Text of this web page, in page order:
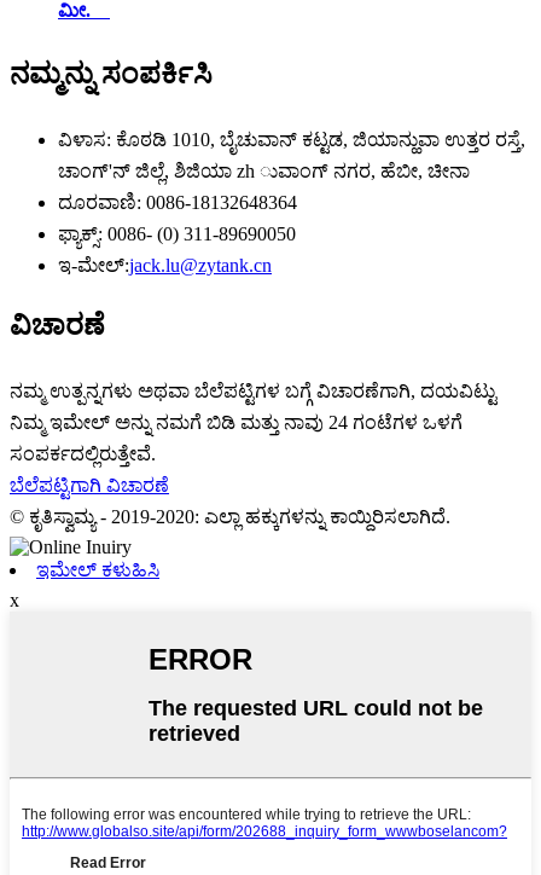
ಮೀ.
ನಮ್ಮನ್ನು ಸಂಪರ್ಕಿಸಿ
ವಿಳಾಸ: ಕೊಠಡಿ 1010, ಬೈಚುವಾನ್ ಕಟ್ಟಡ, ಜಿಯಾನ್ಹುವಾ ಉತ್ತರ ರಸ್ತೆ,
ಚಾಂಗ್'ನ್ ಜಿಲ್ಲೆ, ಶಿಜಿಯಾ zh ುವಾಂಗ್ ನಗರ, ಹೆಬೀ, ಚೀನಾ
ದೂರವಾಣಿ: 0086-18132648364
ಫ್ಯಾಕ್ಸ್: 0086- (0) 311-89690050
ಇ-ಮೇಲ್:jack.lu@zytank.cn
ವಿಚಾರಣೆ
ನಮ್ಮ ಉತ್ಪನ್ನಗಳು ಅಥವಾ ಬೆಲೆಪಟ್ಟಿಗಳ ಬಗ್ಗೆ ವಿಚಾರಣೆಗಾಗಿ, ದಯವಿಟ್ಟು
ನಿಮ್ಮ ಇಮೇಲ್ ಅನ್ನು ನಮಗೆ ಬಿಡಿ ಮತ್ತು ನಾವು 24 ಗಂಟೆಗಳ ಒಳಗೆ
ಸಂಪರ್ಕದಲ್ಲಿರುತ್ತೇವೆ.
ಬೆಲೆಪಟ್ಟಿಗಾಗಿ ವಿಚಾರಣೆ
© ಕೃತಿಸ್ವಾಮ್ಯ - 2019-2020: ಎಲ್ಲಾ ಹಕ್ಕುಗಳನ್ನು ಕಾಯ್ದಿರಿಸಲಾಗಿದೆ.
ಇಮೇಲ್ ಕಳುಹಿಸಿ
x